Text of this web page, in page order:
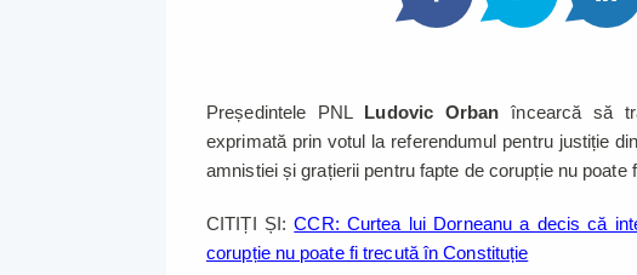
Președintele PNL Ludovic Orban încearcă să
exprimată prin votul la referendumul pentru justiție
amnistiei și grațierii pentru fapte de corupție nu
CITIȚI ȘI:CCR: Curtea lui Dorneanu a decis că
corupție nu poate fi trecută în Constituție